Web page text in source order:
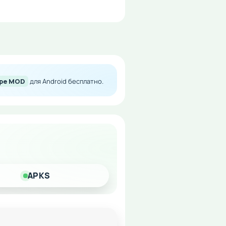
MOD для Android бесплатно.
APKS